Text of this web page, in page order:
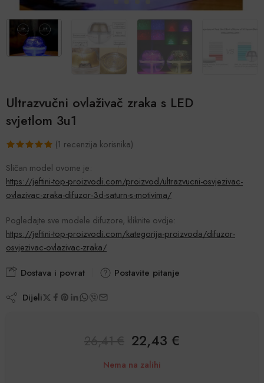
Ultrazvučni ovlaživač zraka s LED
svjetlom 3u1
ocjena:
5.00od
ukupno 5 (
korisnika)
(1 recenzija korisnika)
Sličan model ovome je:
https://jeftini-top-proizvodi.com/proizvod/ultrazvucni-osvjezivac-
ovlazivac-zraka-difuzor-3d-saturn-s-motivima/
Pogledajte sve modele difuzore, kliknite ovdje:
https://jeftini-top-proizvodi.com/kategorija-proizvoda/difuzor-
osvjezivac-ovlazivac-zraka/
Dostava i povrat Postavite pitanje
Dijeli
26,41€ 22,43 €
Nema na zalihi